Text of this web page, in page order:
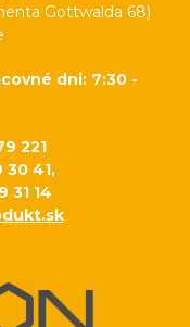
Gottwalda 68)
dni: 7:30 -
221
30 41,
14